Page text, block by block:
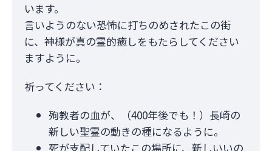
います。
言いようのない恐怖に打ちのめされたこの街
に、神様が真の霊的癒しをもたらしてください
ますように。
祈ってください：
殉教者の血が、（400年後でも！）長崎の
新しい聖霊の動きの種になるように。
死が支配していたこの場所に、新しいいの